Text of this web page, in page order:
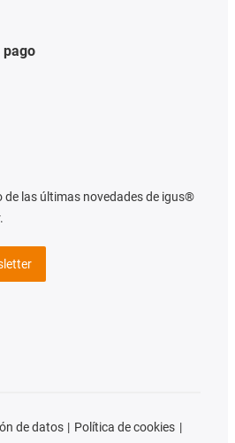
pago
las últimas novedades de igus®
de datos
Política de cookies